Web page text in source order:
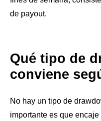
de payout.
Qué tipo de
conviene
No hay un tipo de
importante es que